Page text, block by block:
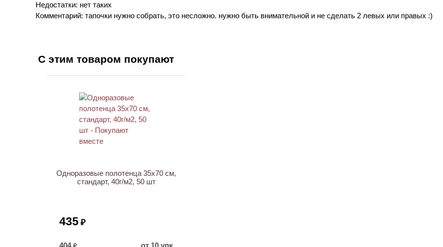
Недостатки: нет таких
Комментарий: тапочки нужно собрать, это несложно. нужно быть внимательной и не сделать 2 левых или правых :)
С этим товаром покупают
Одноразовые полотенца 35х70 см,
стандарт, 40г/м2, 50 шт
435 ₽
404
от 10 упк